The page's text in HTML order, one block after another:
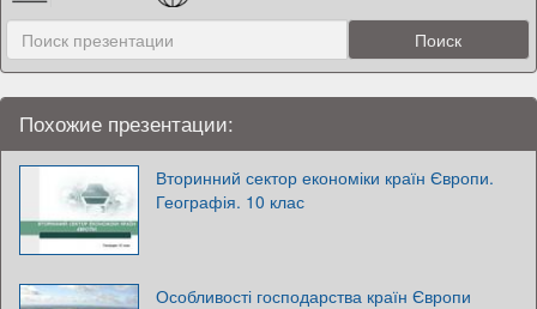
Похожие презентации:
Вторинний сектор економіки країн Європи.
Географія. 10 клас
Особливості господарства країн Європи